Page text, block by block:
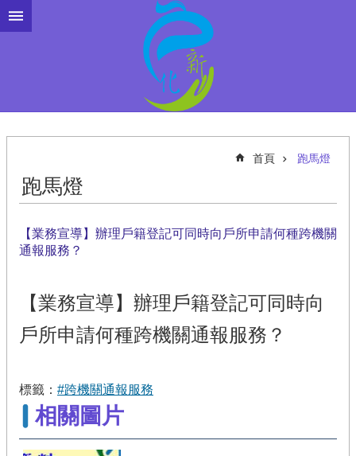
跳到主要內容區塊
首頁 跑馬燈
跑馬燈
【業務宣導】辦理戶籍登記可同時向戶所申請何種跨機關
通報服務？
【業務宣導】辦理戶籍登記可同時向
戶所申請何種跨機關通報服務？
標籤： #跨機關通報服務
相關圖片